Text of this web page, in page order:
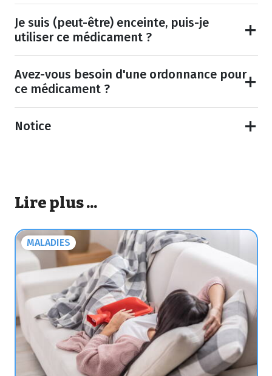
Je suis (peut-être) enceinte, puis-je
utiliser ce médicament ?
Avez-vous besoin d'une ordonnance pour
ce médicament ?
Notice
Lire plus ...
MALADIES